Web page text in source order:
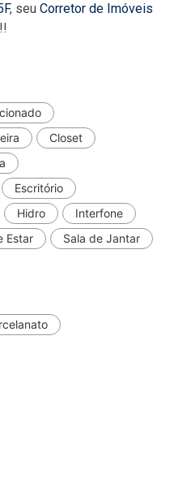
, seu Corretor de Imóveis
Closet
Escritório
Hidro
Interfone
Estar Sala de Jantar